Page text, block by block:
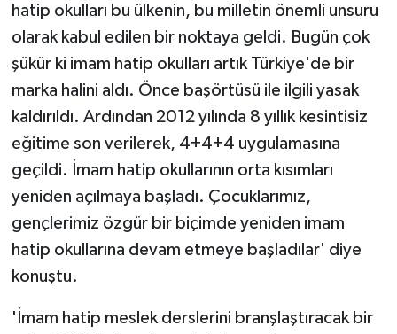
hatip okulları bu ülkenin, bu milletin önemli unsuru
olarak kabul edilen bir noktaya geldi. Bugün çok
şükür ki imam hatip okulları artık Türkiye'de bir
marka halini aldı. Önce başörtüsü ile ilgili yasak
kaldırıldı. Ardından 2012 yılında 8 yıllık kesintisiz
eğitime son verilerek, 4+4+4 uygulamasına
geçildi. İmam hatip okullarının orta kısımları
yeniden açılmaya başladı. Çocuklarımız,
gençlerimiz özgür bir biçimde yeniden imam
hatip okullarına devam etmeye başladılar' diye
konuştu.
'İmam hatip meslek derslerini branşlaştıracak bir